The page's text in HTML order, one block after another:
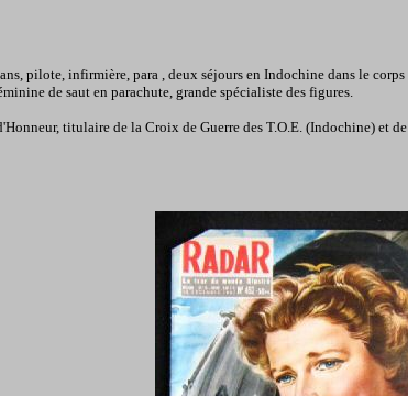
pilote, infirmière, para , deux séjours en Indochine dans le
de saut en parachute, grande spécialiste des figures.
titulaire de la Croix de Guerre des T.O.E. (Indochine) et